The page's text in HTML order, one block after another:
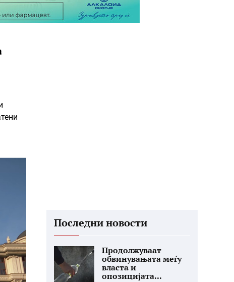
Последни новости
Продолжуваат
обвинувањата меѓу
власта и
опозицијата...